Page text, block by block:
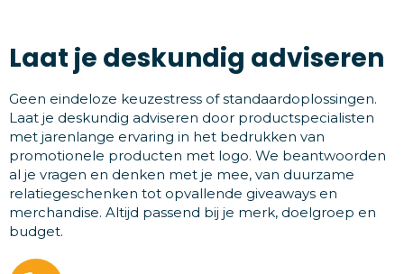
Laat je deskundig adviseren
Geen eindeloze keuzestress of standaardoplossingen.
Laat je deskundig adviseren door productspecialisten
met jarenlange ervaring in het bedrukken van
promotionele producten met logo. We beantwoorden
al je vragen en denken met je mee, van duurzame
relatiegeschenken tot opvallende giveaways en
merchandise. Altijd passend bij je merk, doelgroep en
budget.